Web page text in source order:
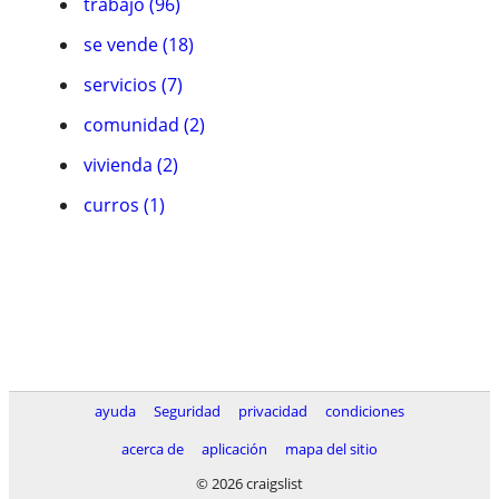
se vende (18)
servicios (7)
comunidad (2)
vivienda (2)
curros (1)
ayuda Seguridad privacidad
condiciones
acerca de
aplicación
mapa del sitio
© 2026 craigslist